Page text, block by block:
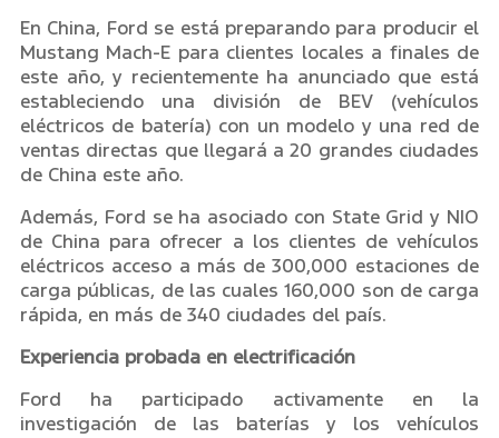
En China, Ford se está preparando para producir el
Mustang Mach-E para clientes locales a finales de
este año, y recientemente ha anunciado que está
estableciendo una división de BEV (vehículos
eléctricos de batería) con un modelo y una red de
ventas directas que llegará a 20 grandes ciudades
de China este año.
Además, Ford se ha asociado con State Grid y NIO
de China para ofrecer a los clientes de vehículos
eléctricos acceso a más de 300,000 estaciones de
carga públicas, de las cuales 160,000 son de carga
rápida, en más de 340 ciudades del país.
Experiencia probada en electrificación
Ford ha participado activamente en la
investigación de las baterías y los vehículos